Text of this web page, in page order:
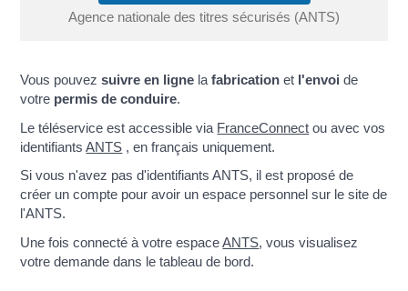
Agence nationale des titres sécurisés (ANTS)
Vous pouvezsuivre en ligne lafabrication et l'envoi de
votre permis de conduire.
Le téléservice est accessible via FranceConnect ou avec vos
identifiantsANTS , en français uniquement.
Si vous n'avez pas d'identifiants ANTS, il est proposé de
créer un compte pour avoir un espace personnel sur le site de
l'ANTS.
Une fois connecté à votre espaceANTS, vous visualisez
votre demande dans le tableau de bord.